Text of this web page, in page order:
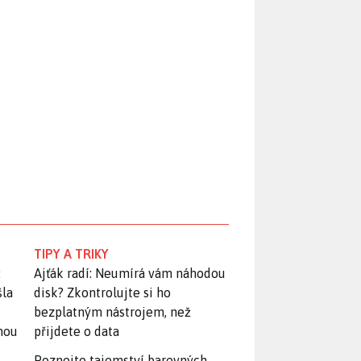
TIPY A TRIKY
Ajťák radí: Neumírá vám náhodou
disk? Zkontrolujte si ho
bezplatným nástrojem, než
přijdete o data